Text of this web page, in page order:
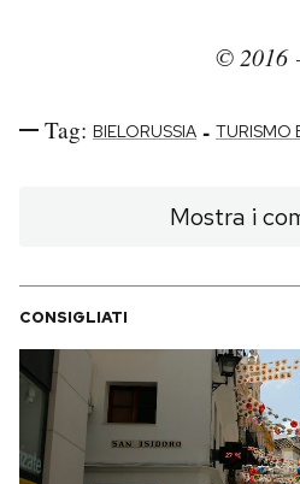
© 2016
Tag: BIELORUSSIA - TURISMO
Mostra i
CONSIGLIATI